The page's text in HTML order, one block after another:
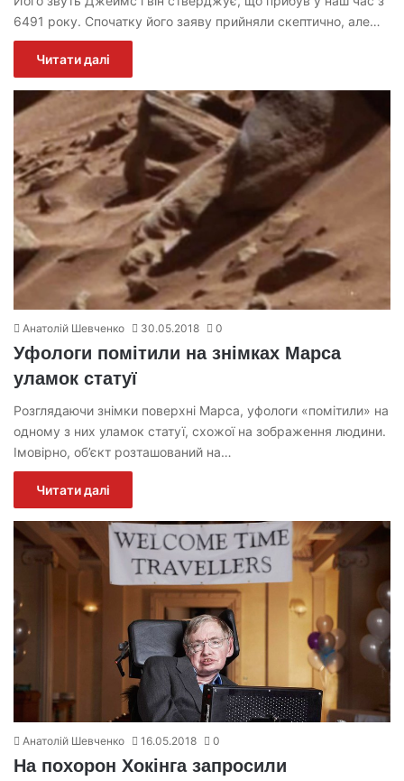
6491 року. Спочатку його заяву прийняли скептично, але…
Читати далі
Анатолій Шевченко 30.05.2018 0
Уфологи помітили на знімках Марса
уламок статуї
Розглядаючи знімки поверхні Марса, уфологи «помітили» на
одному з них уламок статуї, схожої на зображення людини.
Імовірно, об’єкт розташований на…
Читати далі
Анатолій Шевченко 16.05.2018 0
На похорон Хокінга запросили